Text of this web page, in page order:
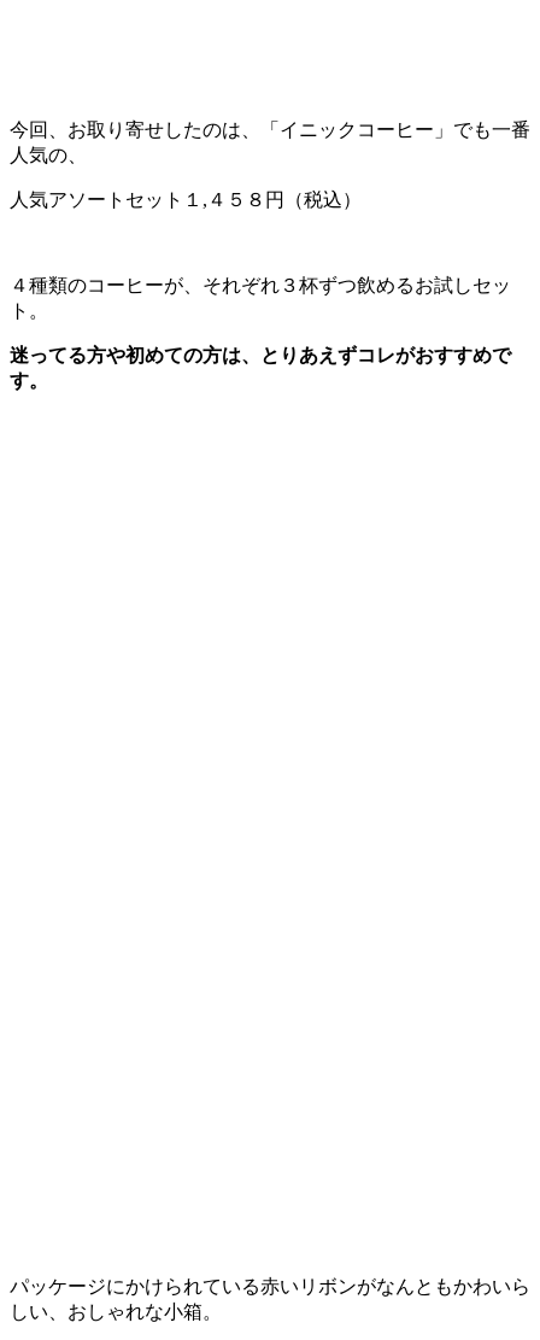
今回、お取り寄せしたのは、「イニックコーヒー」でも一番
人気の、
人気アソートセット１,４５８円（税込）
４種類のコーヒーが、それぞれ３杯ずつ飲めるお試しセッ
ト。
迷ってる方や初めての方は、とりあえずコレがおすすめで
す。
パッケージにかけられている赤いリボンがなんともかわいら
しい、おしゃれな小箱。